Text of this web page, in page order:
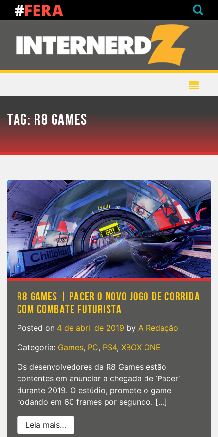
TAG:R8 GAMES
R8 GAMES | PACER O NOVO JOGO DE CORRIDA
COM COMBATE FUTURISTA
Posted on 4 de abril de 2019 by A Redação
Categoria: Games, PC, PS4, XBOX ONE
Os desenvolvedores da R8 Games estão
contentes em anunciar a chegada de ‘Pacer’
durante 2019. O estúdio, promete o game
rodando em 60 frames por segundo. […]
Leia mais…